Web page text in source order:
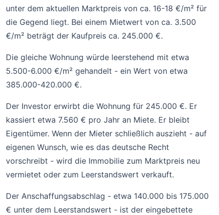
unter dem aktuellen Marktpreis von ca. 16-18 €/m² für
die Gegend liegt. Bei einem Mietwert von ca. 3.500
€/m² beträgt der Kaufpreis ca. 245.000 €.
Die gleiche Wohnung würde leerstehend mit etwa
5.500-6.000 €/m² gehandelt - ein Wert von etwa
385.000-420.000 €.
Der Investor erwirbt die Wohnung für 245.000 €. Er
kassiert etwa 7.560 € pro Jahr an Miete. Er bleibt
Eigentümer. Wenn der Mieter schließlich auszieht - auf
eigenen Wunsch, wie es das deutsche Recht
vorschreibt - wird die Immobilie zum Marktpreis neu
vermietet oder zum Leerstandswert verkauft.
Der Anschaffungsabschlag - etwa 140.000 bis 175.000
€ unter dem Leerstandswert - ist der eingebettete